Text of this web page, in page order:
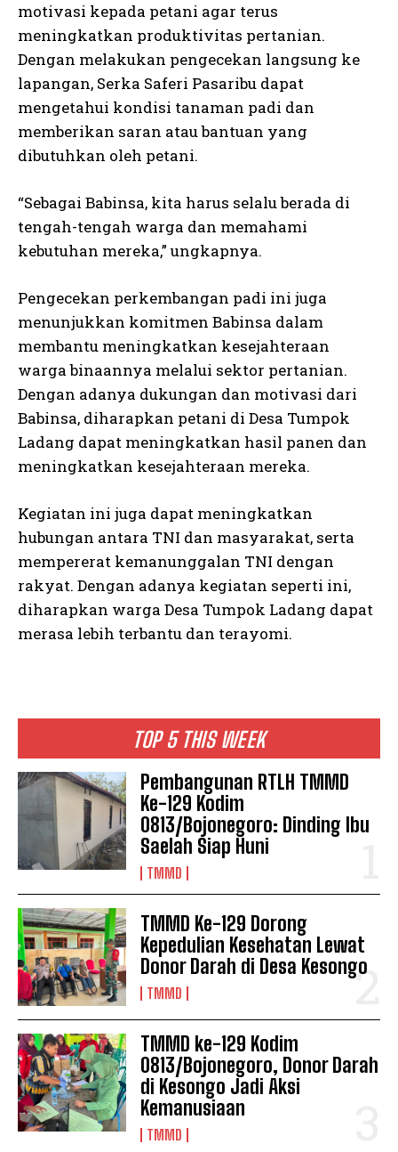
TOP 5 THIS WEEK
Pembangunan RTLH TMMD
Ke-129 Kodim
0813/Bojonegoro: Dinding Ibu
Saelah Siap Huni
TMMD
TMMD Ke-129 Dorong
Kepedulian Kesehatan Lewat
Donor Darah di Desa Kesongo
TMMD
TMMD ke-129 Kodim
0813/Bojonegoro, Donor Darah
di Kesongo Jadi Aksi
Kemanusiaan
TMMD
motivasi kepada petani agar terus
meningkatkan produktivitas pertanian.
Dengan melakukan pengecekan langsung ke
lapangan, Serka Saferi Pasaribu dapat
mengetahui kondisi tanaman padi dan
memberikan saran atau bantuan yang
dibutuhkan oleh petani.
“Sebagai Babinsa, kita harus selalu berada di
tengah-tengah warga dan memahami
kebutuhan mereka,” ungkapnya.
Pengecekan perkembangan padi ini juga
menunjukkan komitmen Babinsa dalam
membantu meningkatkan kesejahteraan
warga binaannya melalui sektor pertanian.
Dengan adanya dukungan dan motivasi dari
Babinsa, diharapkan petani di Desa Tumpok
Ladang dapat meningkatkan hasil panen dan
meningkatkan kesejahteraan mereka.
Kegiatan ini juga dapat meningkatkan
hubungan antara TNI dan masyarakat, serta
mempererat kemanunggalan TNI dengan
rakyat. Dengan adanya kegiatan seperti ini,
diharapkan warga Desa Tumpok Ladang dapat
merasa lebih terbantu dan terayomi.